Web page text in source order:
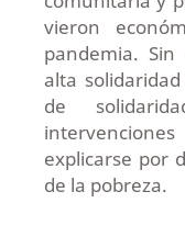
vieron
pandemia.
alta
de
explicarse por
de la pobreza.